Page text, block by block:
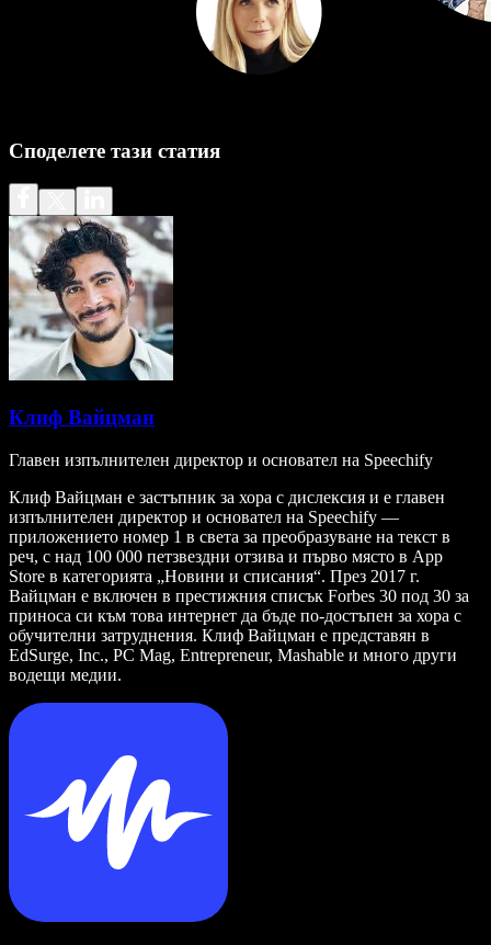
Споделете тази статия
Клиф Вайцман
Главен изпълнителен директор и основател на Speechify
Клиф Вайцман е застъпник за хора с дислексия и е главен
изпълнителен директор и основател на Speechify —
приложението номер 1 в света за преобразуване на текст в
реч, с над 100 000 петзвездни отзива и първо място в App
Store в категорията „Новини и списания“. През 2017 г.
Вайцман е включен в престижния списък Forbes 30 под 30 за
приноса си към това интернет да бъде по-достъпен за хора с
обучителни затруднения. Клиф Вайцман е представян в
EdSurge, Inc., PC Mag, Entrepreneur, Mashable и много други
водещи медии.